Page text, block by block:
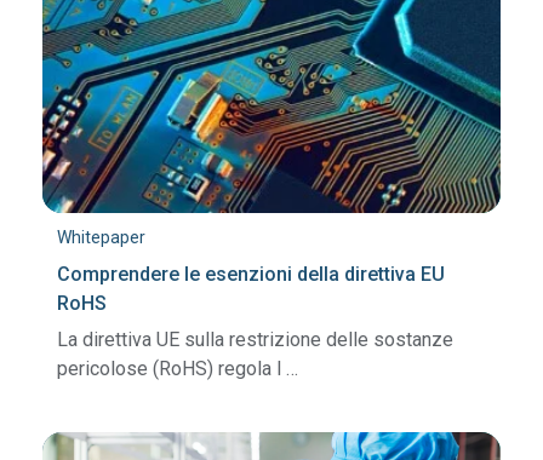
Whitepaper
Comprendere le esenzioni della direttiva EU
RoHS
La direttiva UE sulla restrizione delle sostanze
pericolose (RoHS) regola l …